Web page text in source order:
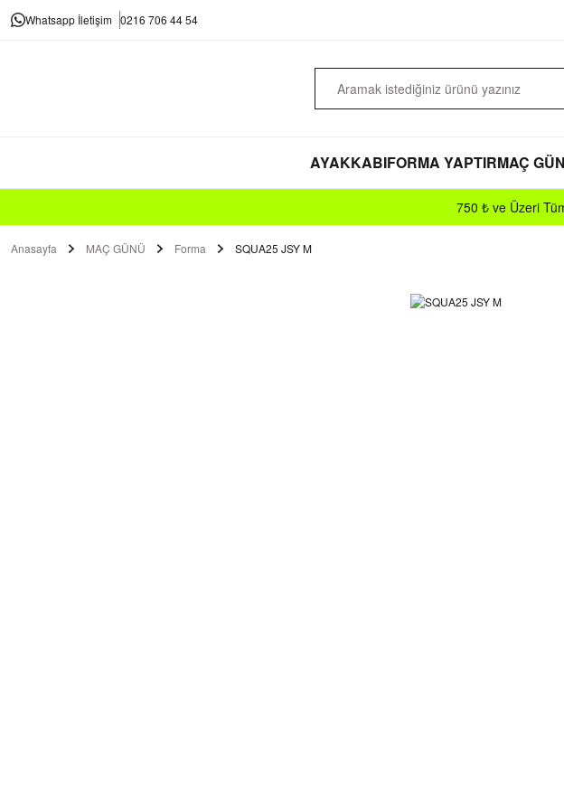
Whatsapp İletişim 0216 706 44 54
AYAKKABIFORMA YAPTIRMAÇ
750 ₺ ve Üzeri
Anasayfa MAÇ GÜNÜ Forma SQUA25 JSY M